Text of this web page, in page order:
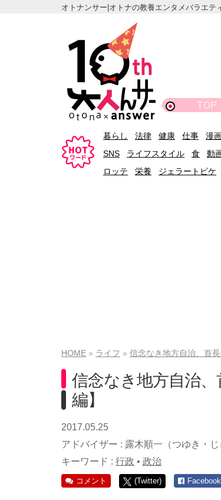
オトナンサー|オトナの教養エンタメバラエテ
TOP
暮らし 法律 健康 仕事 漫
SNS
ライフスタイル 食 動
ロッテ
栄養 ジェラートピケ
HOME ライフ 信念なき地方自治、首
信念なき地方自治
編】
2017.05.25
アドバイザー : 露木順一（つゆき・じ
キーワード : 行政 • 政治
コメント (Twitter) Facebook